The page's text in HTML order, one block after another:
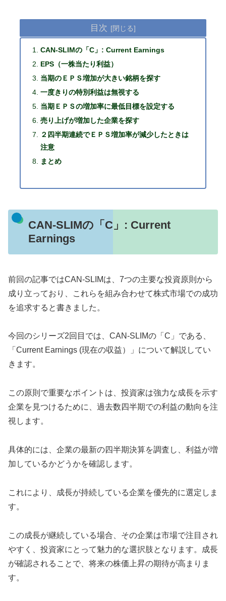
目次
CAN-SLIMの「C」: Current Earnings
EPS（一株当たり利益）
当期のＥＰＳ増加が大きい銘柄を探す
一度きりの特別利益は無視する
当期ＥＰＳの増加率に最低目標を設定する
売り上げが増加した企業を探す
２四半期連続でＥＰＳ増加率が減少したときは
注意
まとめ
CAN-SLIMの「C」: Current
Earnings
前回の記事ではCAN-SLIMは、7つの主要な投資原則から
成り立っており、これらを組み合わせて株式市場での成功
を追求すると書きました。
今回のシリーズ2回目では、CAN-SLIMの「C」である、
「Current Earnings (現在の収益）」について解説してい
きます。
この原則で重要なポイントは、投資家は強力な成長を示す
企業を見つけるために、過去数四半期での利益の動向を注
視します。
具体的には、企業の最新の四半期決算を調査し、利益が増
加しているかどうかを確認します。
これにより、成長が持続している企業を優先的に選定しま
す。
この成長が継続している場合、その企業は市場で注目され
やすく、投資家にとって魅力的な選択肢となります。成長
が確認されることで、将来の株価上昇の期待が高まりま
す。